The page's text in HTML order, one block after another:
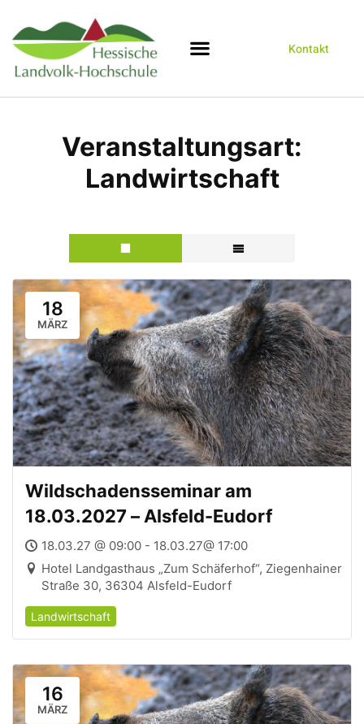
Kontakt
Veranstaltungsart:
Landwirtschaft
18
MÄRZ
Wildschadensseminar am
18.03.2027 – Alsfeld-Eudorf
18.03.27 @ 09:00 - 18.03.27@ 17:00
Hotel Landgasthaus „Zum Schäferhof“, Ziegenhainer
Straße 30, 36304 Alsfeld-Eudorf
Landwirtschaft
16
MÄRZ